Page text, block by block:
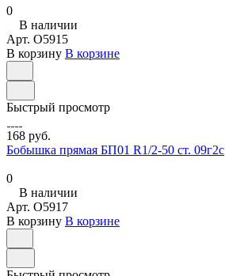
0
В наличии
Арт. O5915
В корзину В корзине
Быстрый просмотр
168 руб.
Бобышка прямая БП01 R1/2-50 ст. 09г2с
0
В наличии
Арт. O5917
В корзину В корзине